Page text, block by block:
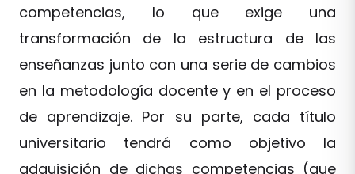
competencias, lo que exige una
transformación de la estructura de las
enseñanzas junto con una serie de cambios
en la metodología docente y en el proceso
de aprendizaje. Por su parte, cada título
universitario tendrá como objetivo la
adquisición de dichas competencias (que